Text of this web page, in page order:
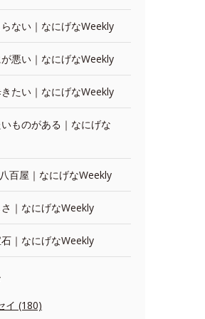
ない｜なにげなWeekly
悪い｜なにげなWeekly
たい｜なにげなWeekly
ものがある｜なにげな
百屋｜なにげなWeekly
｜なにげなWeekly
｜なにげなWeekly
イ (180)